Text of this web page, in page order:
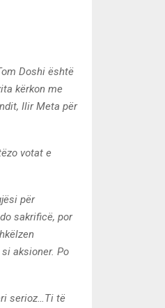
Doshi është
kërkon me
Ilir Meta për
votat e
për
sakrificë, por
aksioner. Po
serioz…Ti të